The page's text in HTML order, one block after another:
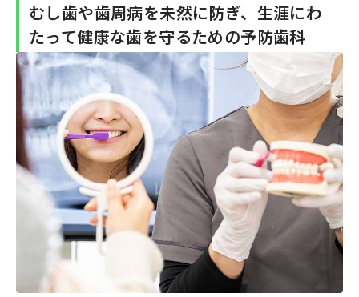
むし歯や歯周病を未然に防ぎ、生涯にわ
たって健康な歯を守るための予防歯科